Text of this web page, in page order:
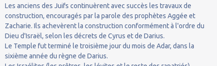
Les anciens des Juifs continuèrent avec succès les travaux de
construction, encouragés par la parole des prophètes Aggée et
Zacharie. Ils achevèrent la construction conformément à l'ordre du
Dieu d'Israël, selon les décrets de Cyrus et de Darius.
Le Temple fut terminé le troisième jour du mois de Adar, dans la
sixième année du règne de Darius.